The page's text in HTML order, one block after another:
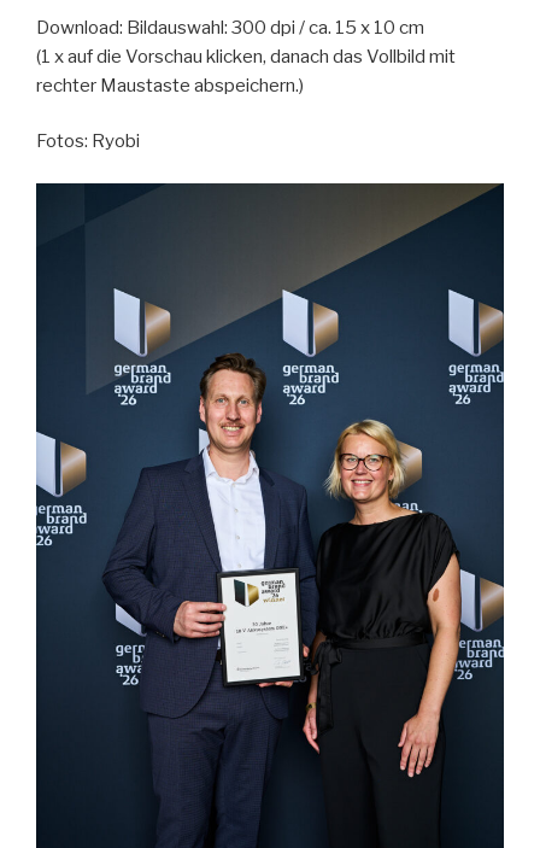
Download: Bildauswahl: 300 dpi / ca. 15 x 10 cm
(1 x auf die Vorschau klicken, danach das Vollbild mit
rechter Maustaste abspeichern.)
Fotos: Ryobi